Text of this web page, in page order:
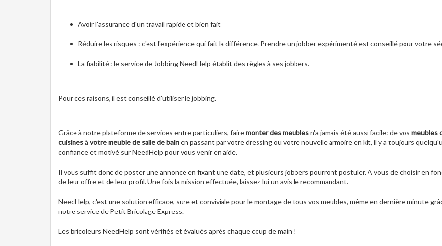
Avoir l'assurance d'un travail rapide et bien fait
Réduire les risques : c'est l'expérience qui fait la différence. Prendre un jobber expérimenté est conseillé pour votre
La fiabilité : le service de Jobbing NeedHelp établit des règles à ses jobbers.
Pour ces raisons, il est conseillé d'utiliser le jobbing.
Grâce à notre plateforme de services entre particuliers, fairemonter des meublesn'a jamais été aussi facile: de vos meubles
cuisinesà votre meuble de salle de bainen passant par votre dressing ou votre nouvelle armoire en kit, il y a toujours
confiance et motivé sur NeedHelp pour vous venir en aide.
Il vous suffit donc de poster une annonce en fixant une date, et plusieurs jobbers pourront postuler. A vous de choisir en
de leur offre et de leur profil. Une fois la mission effectuée, laissez-lui un avis le recommandant.
NeedHelp, c'est une solution efficace, sure et conviviale pour le montage de tous vos meubles, même en dernière minute
notre service de Petit Bricolage Express.
Les bricoleurs NeedHelp sont vérifiés et évalués après chaque coup de main !